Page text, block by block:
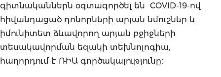
գիտնականներն օգտագործել են COVID-19-ով
հիվանդացած դոնորների արյան նմուշներ և
իմունիտետ ձևավորող արյան բջիջների
տեսակավորման եզակի տեխնոլոգիա,
հաղորդում է ՌԻԱ գործակալությունը։